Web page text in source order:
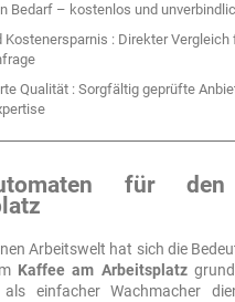
Bedarf – kostenlos und
Kostenersparnis : Direkter
Qualität : Sorgfältig geprüfte
für den
Arbeitswelt hat sich die
Kaffee am Arbeitsplatz
einfacher Wachmacher